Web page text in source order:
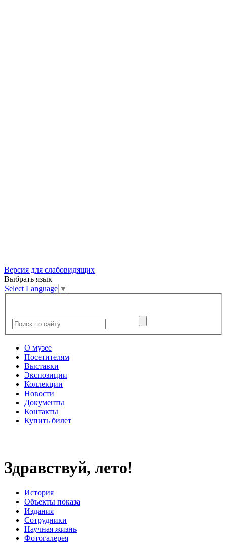
Версия для слабовидящих
Выбрать язык
Select Language ▼
О музее
Посетителям
Выставки
Экспозиции
Коллекции
Новости
Документы
Контакты
Купить билет
Здравствуй, лето!
История
Объекты показа
Издания
Сотрудники
Научная жизнь
Фотогалерея